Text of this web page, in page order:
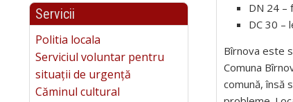
Servicii
Politia locala
Serviciul voluntar pentru
situații de urgență
Căminul cultural
DN 24 –
DC 30 –
Bîrnova este
Comuna
comună, însă